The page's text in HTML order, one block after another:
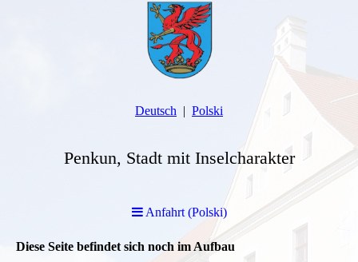
Deutsch Polski
Penkun, Stadt mit Inselcharakter
Anfahrt (Polski)
Diese Seite befindet sich noch im Aufbau